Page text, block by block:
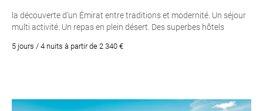
la découverte d’un Émirat entre traditions et modernité. Un séjour
multi activité. Un repas en plein désert. Des superbes hôtels
5 jours / 4 nuits à partir de 2 340 €